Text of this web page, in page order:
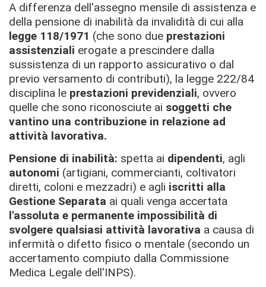
A differenza dell'assegno mensile di assistenza e
della pensione di inabilità da invalidità di cui alla
legge 118/1971 (che sono due prestazioni
assistenziali erogate a prescindere dalla
sussistenza di un rapporto assicurativo o dal
previo versamento di contributi), la legge 222/84
disciplina le prestazioni previdenziali, ovvero
quelle che sono riconosciute ai soggetti che
vantino una contribuzione in relazione ad
attività lavorativa.
Pensione di inabilità: spetta ai dipendenti, agli
autonomi (artigiani, commercianti, coltivatori
diretti, coloni e mezzadri) e agli iscritti alla
Gestione Separata ai quali venga accertata
l'assoluta e permanente impossibilità di
svolgere qualsiasi attività lavorativa a causa di
infermità o difetto fisico o mentale (secondo un
accertamento compiuto dalla Commissione
Medica Legale dell'INPS).